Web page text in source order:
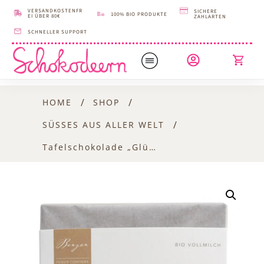
VERSANDKOSTENFR
EI ÜBER 80€ 100% BIO PRODUKTE SICHERE
ZAHLARTEN
SCHNELLER SUPPORT
HOME / SHOP /
SÜSSES AUS ALLER WELT /
Tafelschokolade „Glückwunsch“